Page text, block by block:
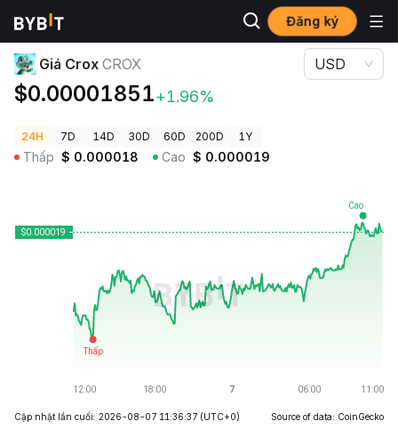
Đăng ký
Giá Tiền Điện Tử
Giá Crox CROX
$0.00001851+1.96%
USD
24H 7D 14D 30D 60D 200D 1Y
Thấp $ 0.000018 Cao $ 0.000019
Cập nhật lần cuối: 2026-08-07 11:36:37 (UTC+0) Source of data: CoinGecko